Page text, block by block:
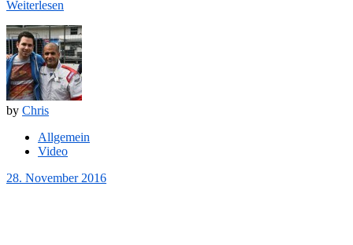
Weiterlesen
by Chris
Allgemein
Video
28. November 2016